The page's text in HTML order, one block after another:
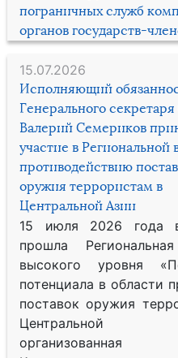
пограничных служб
органов государств-
15.07.2026
Исполняющий
Генерального
Валерий Семериков
участие в Региональной
противодействию
оружия террористам в
Центральной Азии
15 июля 2026 года
прошла
высокого уровня
потенциала в области
поставок оружия
Центральной
организованная